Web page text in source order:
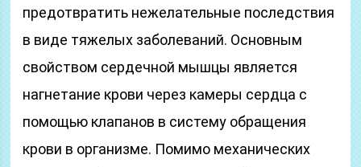
предотвратить нежелательные последствия
в виде тяжелых заболеваний. Основным
свойством сердечной мышцы является
нагнетание крови через камеры сердца с
помощью клапанов в систему обращения
крови в организме. Помимо механических